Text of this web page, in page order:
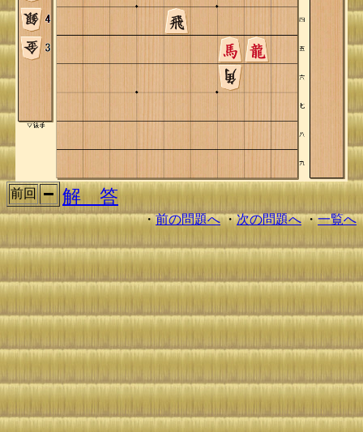
前回 解 答
・前の問題へ・次の問題へ・一覧へ